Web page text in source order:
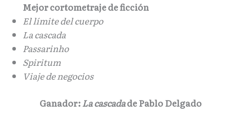
Mejor cortometraje de ficción
El límite del cuerpo
La cascada
Passarinho
Spiritum
Viaje de negocios
Ganador:La cascadade Pablo Delgado